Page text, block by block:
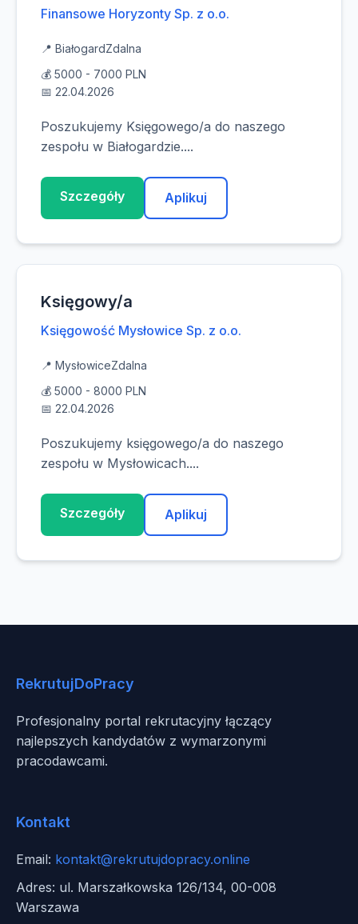
Finansowe Horyzonty Sp. z o.o.
📍 BiałogardZdalna
💰 5000 - 7000 PLN
📅 22.04.2026
Poszukujemy Księgowego/a do naszego
zespołu w Białogardzie....
Szczegóły Aplikuj
Księgowy/a
Księgowość Mysłowice Sp. z o.o.
📍 MysłowiceZdalna
💰 5000 - 8000 PLN
📅 22.04.2026
Poszukujemy księgowego/a do naszego
zespołu w Mysłowicach....
Szczegóły Aplikuj
RekrutujDoPracy
Profesjonalny portal rekrutacyjny łączący
najlepszych kandydatów z wymarzonymi
pracodawcami.
Kontakt
Email: kontakt@rekrutujdopracy.online
Adres: ul. Marszałkowska 126/134, 00-008
Warszawa